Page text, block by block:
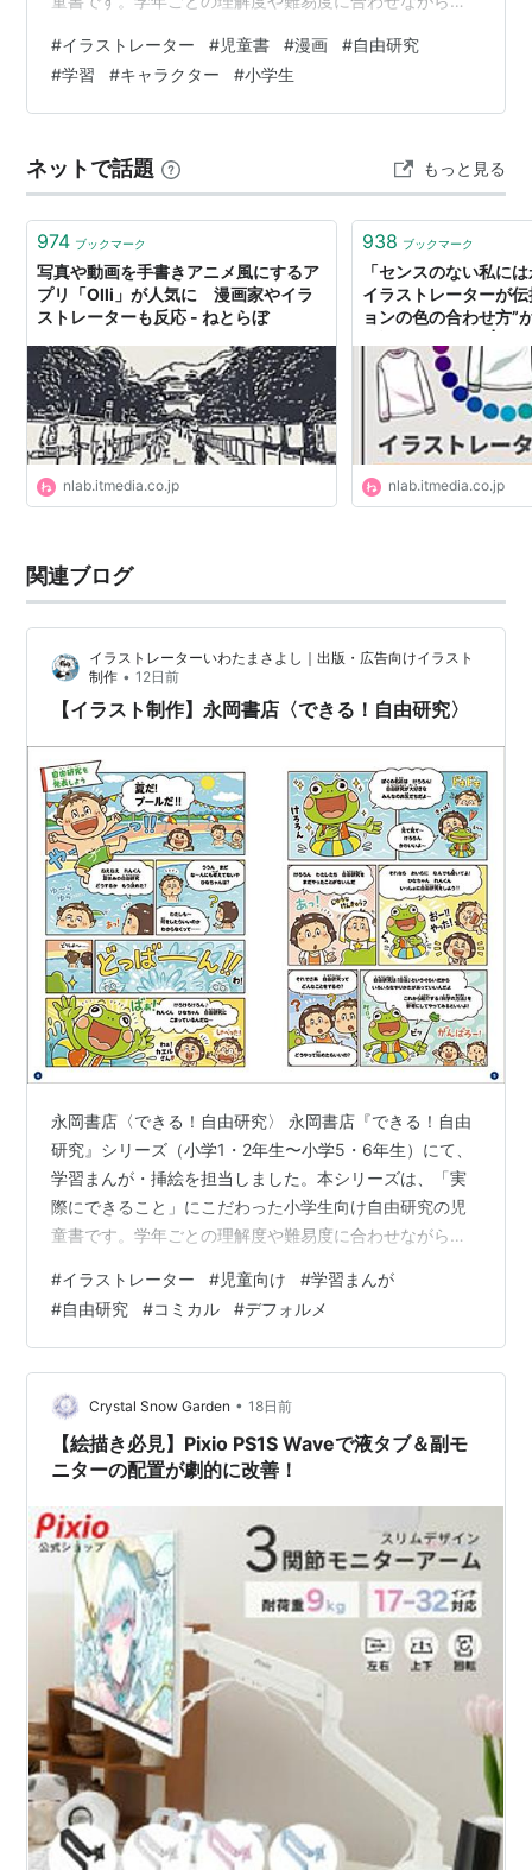
では、自由研究の進め方や実験のポイントがわかりやす
く伝わるよう、読みやすいまんが構成となっています。
子どもたちが「やってみたい！」と思えるよう、楽しさ
トづくりを心がけました。 イラストレーター いわた ま
さよし フリーランス/京都府在住ちいさな…
#イラストレーター #児童書 #漫画 #自由研究
#学習 #キャラクター #小学生
ネットで話題 もっと見る
974 ブックマーク
写真や動画を手書きアニメ風にするア
プリ「Olli」が人気に 漫画家やイラ
ストレーターも反応 - ねとらぼ
nlab.itmedia.co.jp
938 ブックマーク
「センスのない私に
イラストレーターが
ョンの色の合わせ方”
nlab.itmedia.co.jp
関連ブログ
イラストレーターいわたまさよし｜出版・広告向けイラスト
制作 • 12日前
【イラスト制作】永岡書店〈できる！自由研究〉
永岡書店〈できる！自由研究〉 永岡書店『できる！自由
研究』シリーズ（小学1・2年生〜小学5・6年生）にて、
学習まんが・挿絵を担当しました。本シリーズは、「実
際にできること」にこだわった小学生向け自由研究の児
童書です。学年ごとの理解度や難易度に合わせながら、
では、自由研究の進め方や実験のポイントがわかりやす
く伝わるよう、読みやすいまんが構成となっています。
子どもたちが「やってみたい！」と思えるよう、楽しさ
やワクワク感を大切にしながら、学びにつながるイラス
トづくりを心がけました。 イラストレーター いわた ま
さよし フリーランス/京都府在住ちいさな…
#イラストレーター #児童向け #学習まんが
#自由研究 #コミカル #デフォルメ
Crystal Snow Garden • 18日前
【絵描き必見】Pixio PS1S Waveで液タブ＆副モ
ニターの配置が劇的に改善！